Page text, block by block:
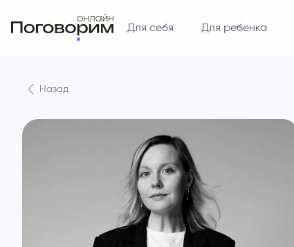
Для себя Для ребенка
Назад